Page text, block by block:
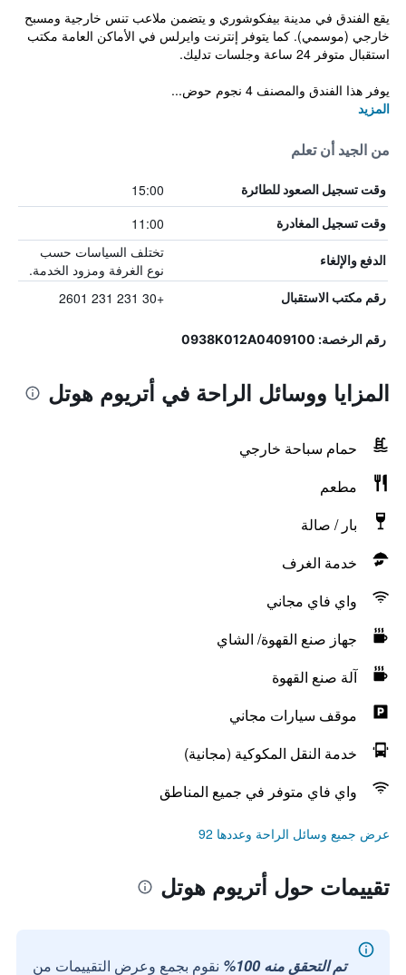
يقع الفندق في مدينة بيفكوشوري و يتضمن ملاعب تنس خارجية ومسبح
خارجي (موسمي). كما يتوفر إنترنت وايرلس في الأماكن العامة مكتب
استقبال متوفر 24 ساعة وجلسات تدليك.
يوفر هذا الفندق والمصنف 4 نجوم حوض...
المزيد
من الجيد أن تعلم
وقت تسجيل الصعود للطائرة 15:00
وقت تسجيل المغادرة 11:00
الدفع والإلغاء
تختلف السياسات حسب
نوع الغرفة ومزود الخدمة.
رقم مكتب الاستقبال +30 231 231 2601
رقم الرخصة: 0938K012A0409100
المزايا ووسائل الراحة في أتريوم هوتل
حمام سباحة خارجي
مطعم
بار / صالة
خدمة الغرف
واي فاي مجاني
جهاز صنع القهوة/ الشاي
آلة صنع القهوة
موقف سيارات مجاني
خدمة النقل المكوكية (مجانية)
واي فاي متوفر في جميع المناطق
عرض جميع وسائل الراحة وعددها 92
تقييمات حول أتريوم هوتل
تم التحقق منه 100% نقوم بجمع وعرض التقييمات من